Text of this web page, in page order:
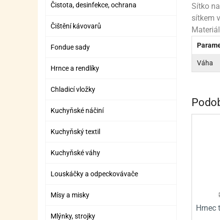
BOXY A TAŠKY NA POMŮCKY
ZÁBAVNÉ HRAČKY, DOPLŇKY
VÝROBA SLIZU
ZÁBAVNÍ PYROTECHNIKA
Čistota, desinfekce, ochrana
Čištění kávovarů
Fondue sady
Hrnce a rendlíky
Chladicí vložky
Kuchyňské náčiní
Kuchyňský textil
Kuchyňské váhy
Louskáčky a odpeckovávače
Mísy a misky
Mlýnky, strojky
Sítko
sítkem
Váha
Hrnec